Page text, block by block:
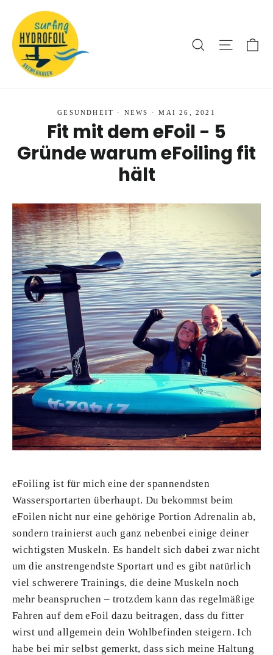
zum
Inhalt
Suche
GESUNDHEIT · NEWS ·MAI 26, 2021
Fit mit dem eFoil - 5
Gründe warum eFoiling fit
hält
eFoiling ist für mich eine der spannendsten
Wassersportarten überhaupt. Du bekommst beim
eFoilen nicht nur eine gehörige Portion Adrenalin ab,
sondern trainierst auch ganz nebenbei einige deiner
wichtigsten Muskeln. Es handelt sich dabei zwar nicht
um die anstrengendste Sportart und es gibt natürlich
viel schwerere Trainings, die deine Muskeln noch
mehr beanspruchen – trotzdem kann das regelmäßige
Fahren auf dem eFoil dazu beitragen, dass du fitter
wirst und allgemein dein Wohlbefinden steigern. Ich
habe bei mir selbst gemerkt, dass sich meine Haltung